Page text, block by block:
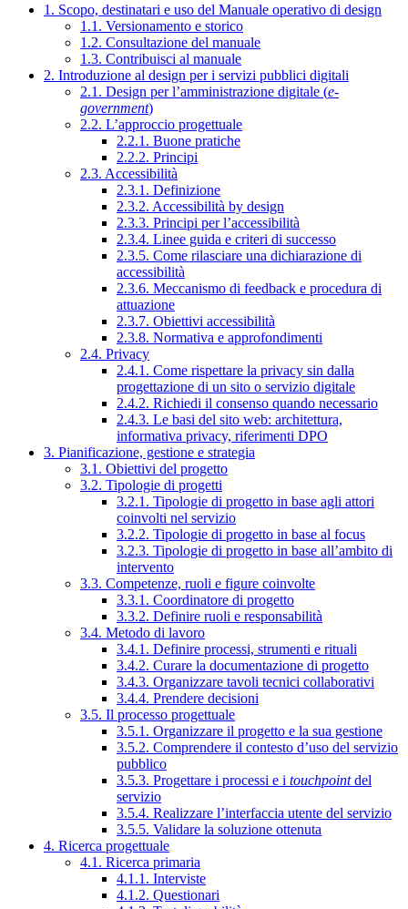
1. Scopo, destinatari e uso del Manuale operativo di design
1.1. Versionamento e storico
1.2. Consultazione del manuale
1.3. Contribuisci al manuale
2. Introduzione al design per i servizi pubblici digitali
2.1. Design per l’amministrazione digitale (e-
government)
2.2. L’approccio progettuale
2.2.1. Buone pratiche
2.2.2. Principi
2.3. Accessibilità
2.3.1. Definizione
2.3.2. Accessibilità by design
2.3.3. Principi per l’accessibilità
2.3.4. Linee guida e criteri di successo
2.3.5. Come rilasciare una dichiarazione di
accessibilità
2.3.6. Meccanismo di feedback e procedura di
attuazione
2.3.7. Obiettivi accessibilità
2.3.8. Normativa e approfondimenti
2.4. Privacy
2.4.1. Come rispettare la privacy sin dalla
progettazione di un sito o servizio digitale
2.4.2. Richiedi il consenso quando necessario
2.4.3. Le basi del sito web: architettura,
informativa privacy, riferimenti DPO
3. Pianificazione, gestione e strategia
3.1. Obiettivi del progetto
3.2. Tipologie di progetti
3.2.1. Tipologie di progetto in base agli attori
coinvolti nel servizio
3.2.2. Tipologie di progetto in base al focus
3.2.3. Tipologie di progetto in base all’ambito di
intervento
3.3. Competenze, ruoli e figure coinvolte
3.3.1. Coordinatore di progetto
3.3.2. Definire ruoli e responsabilità
3.4. Metodo di lavoro
3.4.1. Definire processi, strumenti e rituali
3.4.2. Curare la documentazione di progetto
3.4.3. Organizzare tavoli tecnici collaborativi
3.4.4. Prendere decisioni
3.5. Il processo progettuale
3.5.1. Organizzare il progetto e la sua gestione
3.5.2. Comprendere il contesto d’uso del servizio
pubblico
3.5.3. Progettare i processi e i touchpointdel
servizio
3.5.4. Realizzare l’interfaccia utente del servizio
3.5.5. Validare la soluzione ottenuta
4. Ricerca progettuale
4.1. Ricerca primaria
4.1.1. Interviste
4.1.2. Questionari